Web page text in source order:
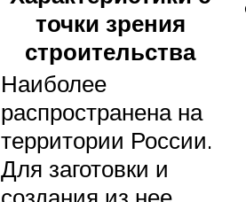
точки зрения
строительства
Наиболее
распространена на
территории России.
Для заготовки и